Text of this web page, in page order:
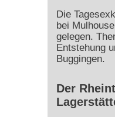
Die
bei
gelegen.
Entstehung
Buggingen.
Der